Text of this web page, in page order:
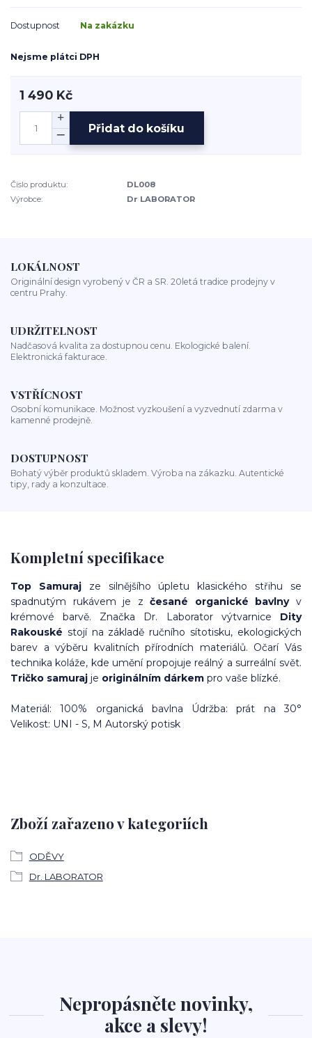
Dostupnost Na zakázku
Nejsme plátci DPH
1 490 Kč
Přidat do košíku
Číslo produktu:
DL008
Výrobce:
Dr LABORATOR
LOKÁLNOST
Originální design vyrobený v ČR a SR. 20letá tradice prodejny v
centru Prahy.
UDRŽITELNOST
Nadčasová kvalita za dostupnou cenu. Ekologické balení.
Elektronická fakturace.
VSTŘÍCNOST
Osobní komunikace. Možnost vyzkoušení a vyzvednutí zdarma v
kamenné prodejně.
DOSTUPNOST
Bohatý výběr produktů skladem. Výroba na zákazku. Autentické
tipy, rady a konzultace.
Kompletní specifikace
Top Samurajze silnějšího úpletu klasického střihu se
spadnutým rukávem je zčesané organické bavlny v
krémové barvě. Značka Dr. Laborator výtvarnice Dity
Rakouské stojí na základě ručního sítotisku, ekologických
barev a výběru kvalitních přírodních materiálů. Očarí Vás
technika koláže, kde umění propojuje reálný a surreální svět.
Tričko samuraj je originálním dárkem pro vaše blízké.
Materiál: 100% organická bavlna Údržba: prát na 30°
Velikost: UNI - S, M Autorský potisk
Zboží zařazeno v kategoriích
ODĚVY
Dr. LABORATOR
Nepropásněte novinky,
akce a slevy!